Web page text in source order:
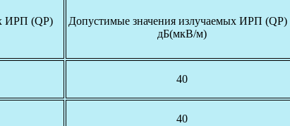
ИРП (QP)
Допустимые значения излучаемых ИРП (QP)
дБ(мкВ/м)
40
40